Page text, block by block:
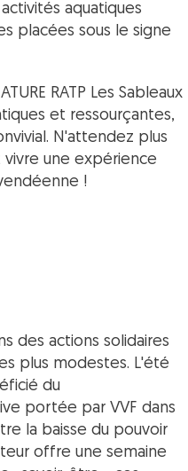
aquatiques
placées sous le signe
RATP Les Sableaux
et ressourçantes,
N'attendez plus
une expérience
!
des actions solidaires
plus modestes. L'été
du
portée par VVF dans
la baisse du pouvoir
offre une semaine